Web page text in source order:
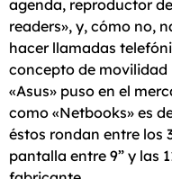
agenda, reproductor
readers», y, cómo no,
hacer llamadas
concepto de
«Asus» puso en el
como «Netbooks» es
éstos rondan entre los
pantalla entre 9” y las